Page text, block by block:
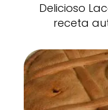
Delicioso
receta